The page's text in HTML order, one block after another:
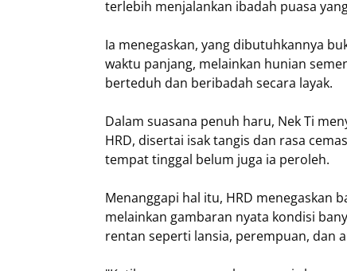
terlebih menjalankan ibadah puasa
Ia menegaskan, yang dibutuhkannya
waktu panjang, melainkan hunian
berteduh dan beribadah secara layak.
Dalam suasana penuh haru, Nek Ti
HRD, disertai isak tangis dan rasa
tempat tinggal belum juga ia peroleh.
Menanggapi hal itu, HRD menegaskan
melainkan gambaran nyata kondisi
rentan seperti lansia, perempuan, dan